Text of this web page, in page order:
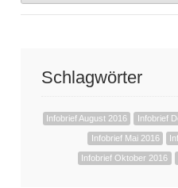
Schlagwörter
Infobrief August 2016 Infobrief
Infobrief Mai 2016
Infobrief Oktober 2016